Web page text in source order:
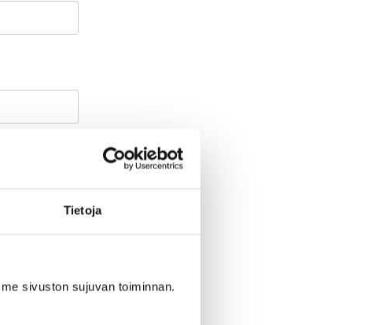
Tietoja
sivuston sujuvan toiminnan.